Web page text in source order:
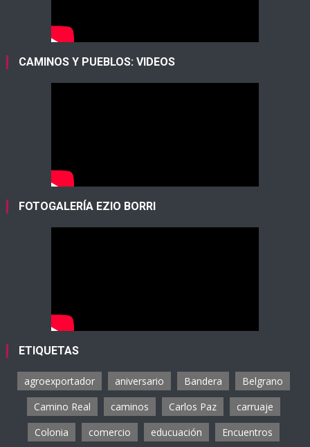
CAMINOS Y PUEBLOS: VIDEOS
FOTOGALERÍA EZIO BORRI
ETIQUETAS
agroexportador aniversario Bandera
Belgrano
Camino Real
caminos Carlos Paz
carruaje
Colonia
comercio educuación
Encuentros